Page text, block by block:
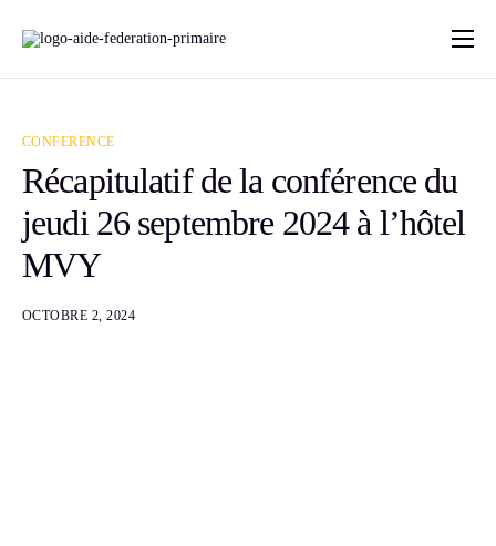
Accueil
Programme par pays
FAQ
Contact
Blog
CONFERENCE
Récapitulatif de la conférence du
jeudi 26 septembre 2024 à l’hôtel
MVY
OCTOBRE 2, 2024